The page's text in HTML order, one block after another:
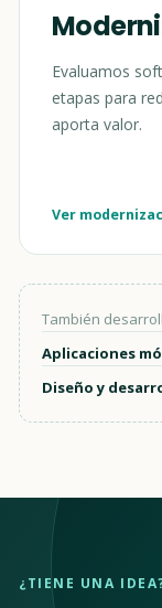
Evaluamos
etapas para
aporta valor.
Ver
También
Aplicaciones
Diseño y
¿TIENE UNA